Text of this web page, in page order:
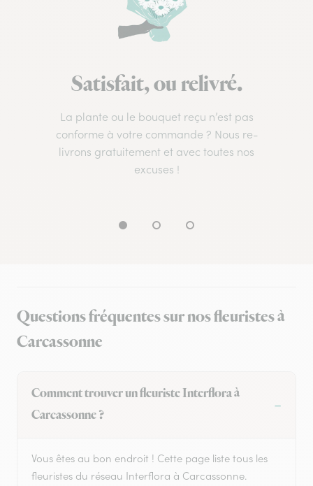
Satisfait, ou relivré.
La plante ou le bouquet reçu n’est pas
conforme à votre commande ? Nous re-
livrons gratuitement et avec toutes nos
excuses !
Questions fréquentes sur nos fleuristes à
Carcassonne
Comment trouver un fleuriste Interflora à
Carcassonne ?
Vous êtes au bon endroit ! Cette page liste tous les
fleuristes du réseau Interflora à Carcassonne.